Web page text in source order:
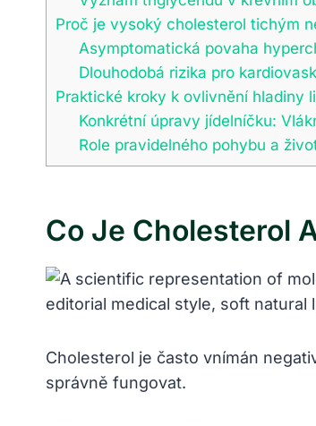
Proč je vysoký cholesterol tichým
Asymptomatická povaha
Dlouhodobá rizika pro
Praktické kroky k ovlivnění hladiny
Konkrétní úpravy jídelníčku:
Role pravidelného pohybu a
Co Je Cholesterol
Cholesterol je často vnímán
správně fungovat.